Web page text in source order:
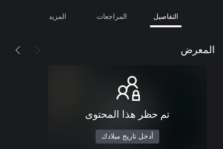
التفاصيل المراجعات المزيد
المعرض
تم حظر هذا المحتوى
أدخل تاريخ ميلادك